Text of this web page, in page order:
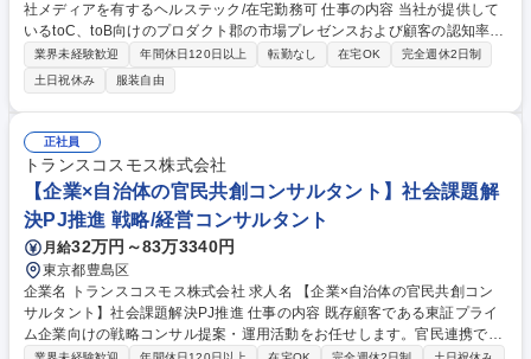
社メディアを有するヘルステック/在宅勤務可 仕事の内容 当社が提供して
いるtoC、toB向けのプロダクト郡の市場プレゼンスおよび顧客の認知率向
上を強化することをミッションに、マーケティング業務全般に携わってい
ただきます。マーケット分析・リサーチを行って事業課題 を整理した上
で、ユーザーの理解からマーケティング戦略を立案。その戦略の実現に向
けて社内外の制作チームをディレクションし並走して遂行していく業務と
なります。市場・業界動向や顧客ニーズ調査、競合調査をふまえ、各プロ
ダクトのマーケティング戦略を立案・マーケティング戦略に基いた、各施
策の企画から実行まで事業部内のデザイナー・エンジニアとコミュニケー
ションを取りながら、実行いただきます。 募集職種 【サービスディレク
ター】多数の自社メディアを有するヘルステック/在宅勤務可
業界未経験歓迎 年間休日120日以上 転勤なし 在宅OK
完全週休2日制
土日祝休み
服装自由
正社員
トランスコスモス株式会社
【企業×自治体の官民共創コンサルタント】社会課題解
決PJ推進 戦略/経営コンサルタント
月給32万円～83万3340円
東京都豊島区
企業名 トランスコスモス株式会社 求人名 【企業×自治体の官民共創コン
サルタント】社会課題解決PJ推進 仕事の内容 既存顧客である東証プライ
ム企業向けの戦略コンサル提案・運用活動をお任せします。官民連携での
社会課題解決方法をお客様企業に提案します。 ・お客様企業のビジョン、